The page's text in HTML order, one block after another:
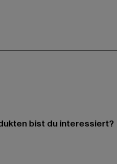
bist du interessiert?